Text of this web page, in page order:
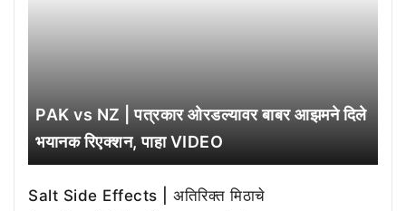
PAK vs NZ | पत्रकार ओरडल्यावर बाबर आझमने दिले
भयानक रिएक्शन, पाहा VIDEO
Salt Side Effects | अतिरिक्त मिठाचे